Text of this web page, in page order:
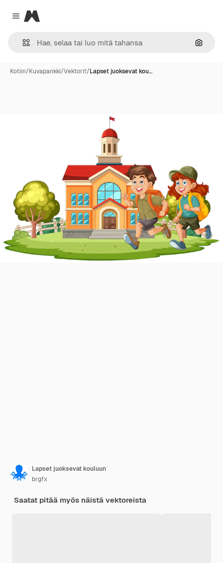
Close menu
Magnific
Hae
Kotiin/Kuvapankki/Vektorit/Lapset juoksevat kou…
Lapset juoksevat kouluun
brgfx
Saatat pitää myös näistä vektoreista